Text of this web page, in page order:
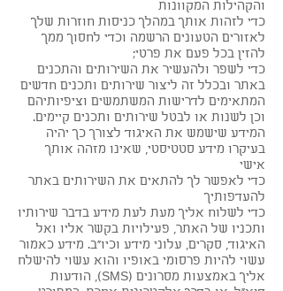
והקהילות המקוונות
כדי לזהות אותך במהלך כניסות חוזרות שלך
לאזורים הטעונים הרשמה וכדי לחסוך ממך
להזין בכל פעם את פרטי;
כדי לשפר ולהעשיר את השירותים והתכנים
באתר ובכלל זה ליצור שירותים ותכנים חדשים
המתאימים לדרישות המשתמשים וציפיותיהם
וכן לשנות או לבטל שירותים ותכנים קיימים.
המידע שישמש את האיגוד לצורך כך יהיה
בעיקרו מידע סטטיסטי, שאינו מזהה אותך
אישי
כדי לאפשר לך להתאים את השירותים באתר
להעדפותיך
כדי לשלוח אליך מעת לעת מידע בדבר שירותיו
ותכניו של האתר, פעילויות בקשר אליו ואל
האיגוד, סקרים, עלוני מידע וכיו"ב. מידע כאמור
עשוי להיות פרסומי באופיו והוא עשוי להישלח
אליך באמצעות מסרונים (SMS), הודעות